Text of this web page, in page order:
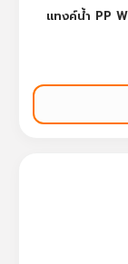
แทงค์น้ำ PP